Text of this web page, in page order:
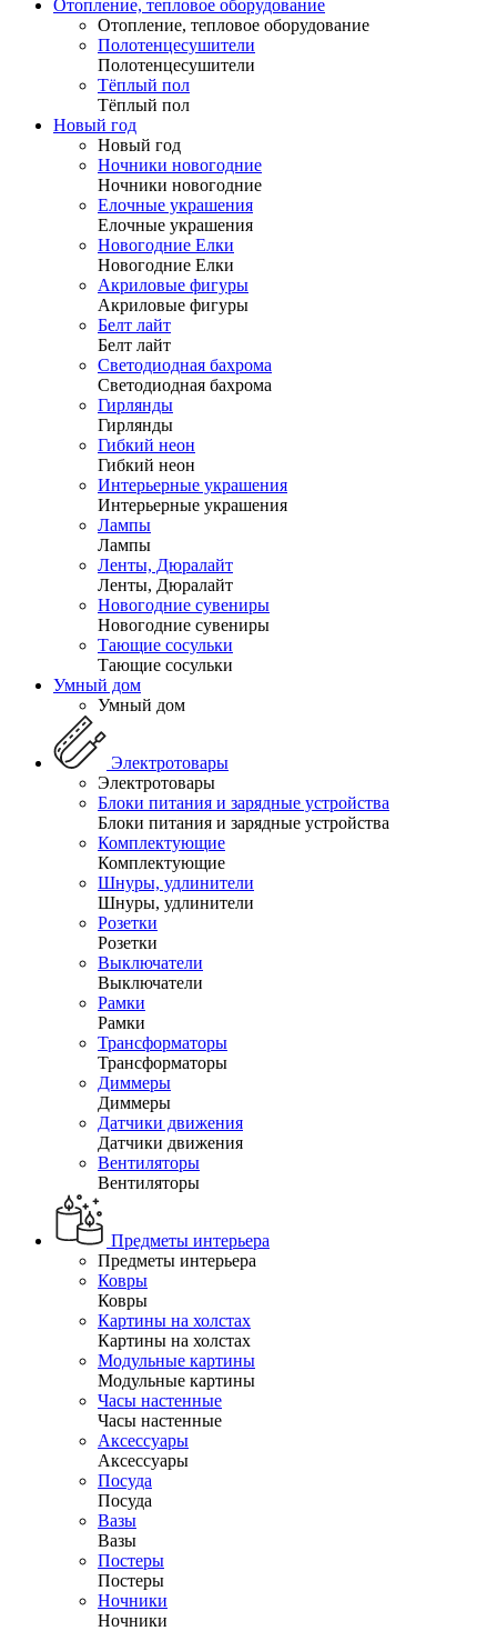
Отопление, тепловое оборудование
Отопление, тепловое оборудование
Полотенцесушители
Полотенцесушители
Тёплый пол
Тёплый пол
Новый год
Новый год
Ночники новогодние
Ночники новогодние
Елочные украшения
Елочные украшения
Новогодние Елки
Новогодние Елки
Акриловые фигуры
Акриловые фигуры
Белт лайт
Белт лайт
Светодиодная бахрома
Светодиодная бахрома
Гирлянды
Гирлянды
Гибкий неон
Гибкий неон
Интерьерные украшения
Интерьерные украшения
Лампы
Лампы
Ленты, Дюралайт
Ленты, Дюралайт
Новогодние сувениры
Новогодние сувениры
Тающие сосульки
Тающие сосульки
Умный дом
Умный дом
Электротовары
Электротовары
Блоки питания и зарядные устройства
Блоки питания и зарядные устройства
Комплектующие
Комплектующие
Шнуры, удлинители
Шнуры, удлинители
Розетки
Розетки
Выключатели
Выключатели
Рамки
Рамки
Трансформаторы
Трансформаторы
Диммеры
Диммеры
Датчики движения
Датчики движения
Вентиляторы
Вентиляторы
Предметы интерьера
Предметы интерьера
Ковры
Ковры
Картины на холстах
Картины на холстах
Модульные картины
Модульные картины
Часы настенные
Часы настенные
Аксессуары
Аксессуары
Посуда
Посуда
Вазы
Вазы
Постеры
Постеры
Ночники
Ночники